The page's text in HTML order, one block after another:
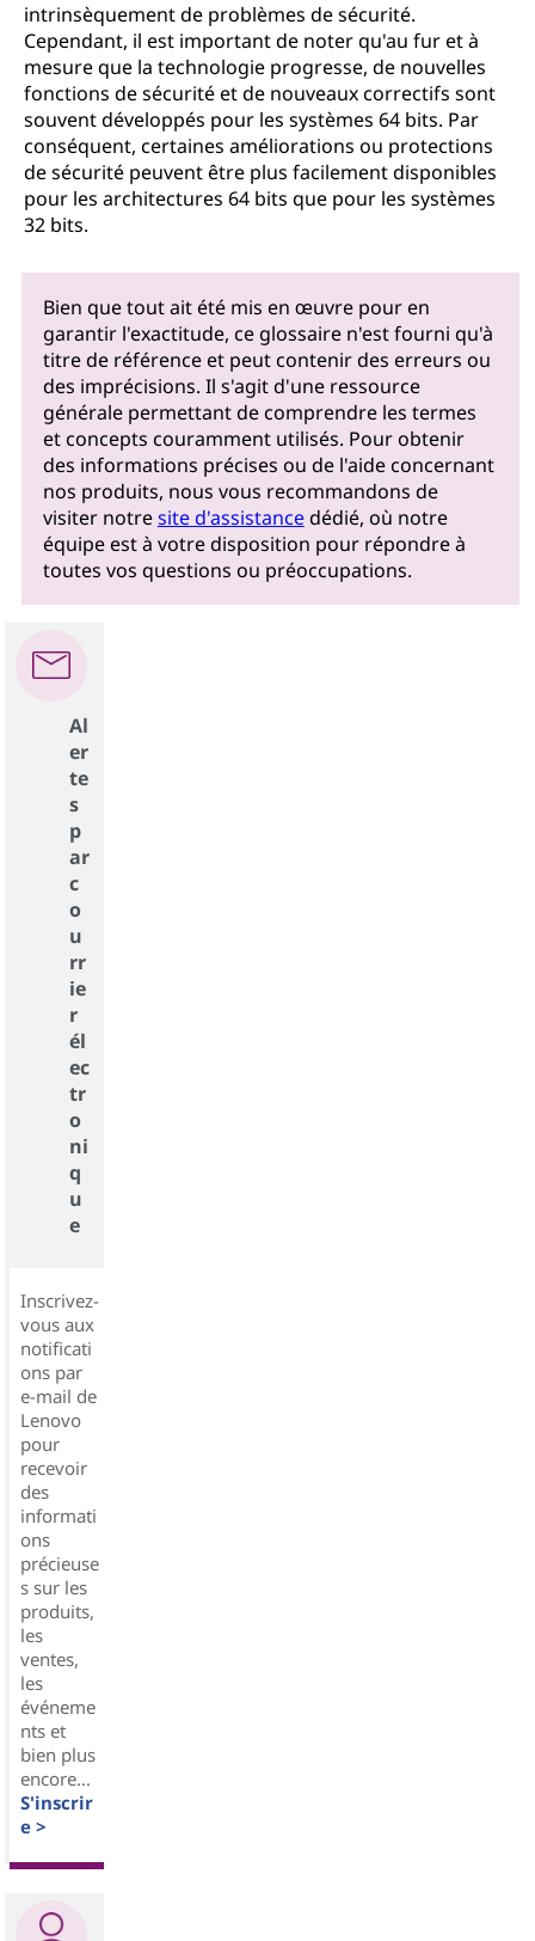
intrinsèquement de problèmes de sécurité.
Cependant, il est important de noter qu'au fur et à
mesure que la technologie progresse, de nouvelles
fonctions de sécurité et de nouveaux correctifs sont
souvent développés pour les systèmes 64 bits. Par
conséquent, certaines améliorations ou protections
de sécurité peuvent être plus facilement disponibles
pour les architectures 64 bits que pour les systèmes
32 bits.
Bien que tout ait été mis en œuvre pour en
garantir l'exactitude, ce glossaire n'est fourni qu'à
titre de référence et peut contenir des erreurs ou
des imprécisions. Il s'agit d'une ressource
générale permettant de comprendre les termes
et concepts couramment utilisés. Pour obtenir
des informations précises ou de l'aide concernant
nos produits, nous vous recommandons de
visiter notresite d'assistancedédié, où notre
équipe est à votre disposition pour répondre à
toutes vos questions ou préoccupations.
Al
er
te
s
p
ar
c
o
u
rr
ie
r
él
ec
tr
o
ni
q
u
e
Inscrivez-
vous aux
notificati
ons par
e-mail de
Lenovo
pour
recevoir
des
informati
ons
précieuse
s sur les
produits,
les
ventes,
les
événeme
nts et
bien plus
encore...
S'inscrir
e >